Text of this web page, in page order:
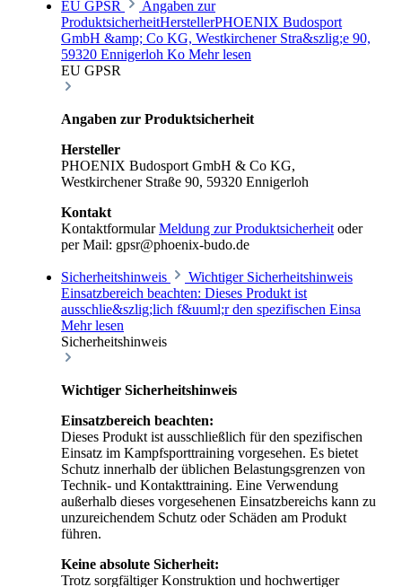
EU GPSR
Angaben zur
ProduktsicherheitHerstellerPHOENIX Budosport
GmbH &amp; Co KG, Westkirchener Stra&szlig;e 90,
59320 Ennigerloh Ko Mehr lesen
EU GPSR
Angaben zur Produktsicherheit
Hersteller
PHOENIX Budosport GmbH & Co KG,
Westkirchener Straße 90, 59320 Ennigerloh
Kontakt
KontaktformularMeldung zur Produktsicherheit oder
per Mail: gpsr@phoenix-budo.de
Sicherheitshinweis
Wichtiger Sicherheitshinweis
Einsatzbereich beachten: Dieses Produkt ist
ausschlie&szlig;lich f&uuml;r den spezifischen Einsa
Mehr lesen
Sicherheitshinweis
Wichtiger Sicherheitshinweis
Einsatzbereich beachten:
Dieses Produkt ist ausschließlich für den spezifischen
Einsatz im Kampfsporttraining vorgesehen. Es bietet
Schutz innerhalb der üblichen Belastungsgrenzen von
Technik- und Kontakttraining. Eine Verwendung
außerhalb dieses vorgesehenen Einsatzbereichs kann zu
unzureichendem Schutz oder Schäden am Produkt
führen.
Keine absolute Sicherheit:
Trotz sorgfältiger Konstruktion und hochwertiger